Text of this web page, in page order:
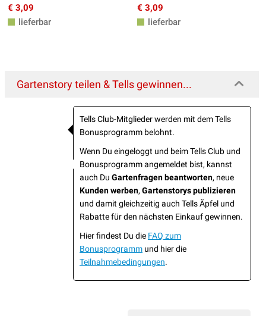
€ 3,09
lieferbar
€ 3,09
lieferbar
Gartenstory teilen & Tells gewinnen...
Tells Club-Mitglieder werden mit dem Tells
Bonusprogramm belohnt.
Wenn Du eingeloggt und beim Tells Club und
Bonusprogramm angemeldet bist, kannst
auch Du Gartenfragen beantworten, neue
Kunden werben, Gartenstorys publizieren
und damit gleichzeitig auch Tells Äpfel und
Rabatte für den nächsten Einkauf gewinnen.
Hier findest Du die FAQ zum
Bonusprogramm und hier die
Teilnahmebedingungen.